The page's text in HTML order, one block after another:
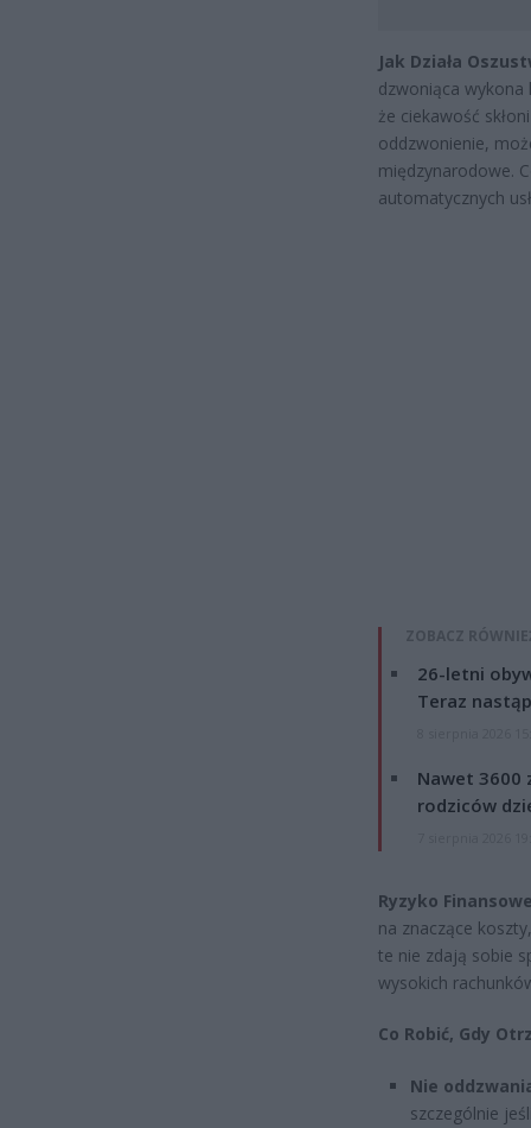
Jak Działa
dzwoniąca wykona
że ciekawość
oddzwonienie,
międzynarodowe.
automatycznych
ZOBACZ
26-letni
Teraz
Nawet 3600
rodziców
Ryzyko
na znaczące
te nie zdają sobie
wysokich
Co Robić, Gdy
Nie
szczególnie